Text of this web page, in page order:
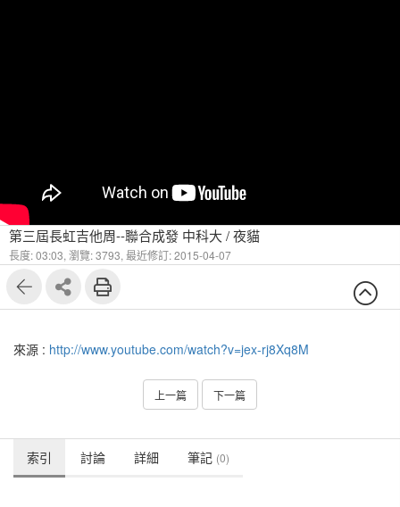
第三屆長虹吉他周--聯合成發 中科大 / 夜貓
長度: 03:03, 瀏覽: 3793, 最近修訂: 2015-04-07
來源 : http://www.youtube.com/watch?v=jex-rj8Xq8M
上一篇 下一篇
索引 討論 詳細 筆記 (0)